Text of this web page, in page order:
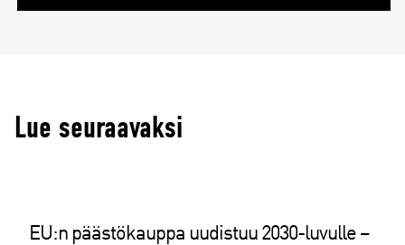
Lue seuraavaksi
EU:n päästökauppa uudistuu 2030-luvulle –